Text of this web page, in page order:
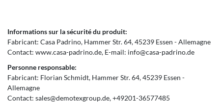
Informations sur la sécurité du produit:
Fabricant: Casa Padrino Hammer Str.64 45239 Essen
Allemagne
Contact: www.casa-padrino.de E-mail: info@casa-padrino.de
Personne responsable:
Fabricant: Florian Schmidt Hammer Str.64 45239 Essen
Allemagne
Contact: sales@demotexgroup.de +49201-36577485